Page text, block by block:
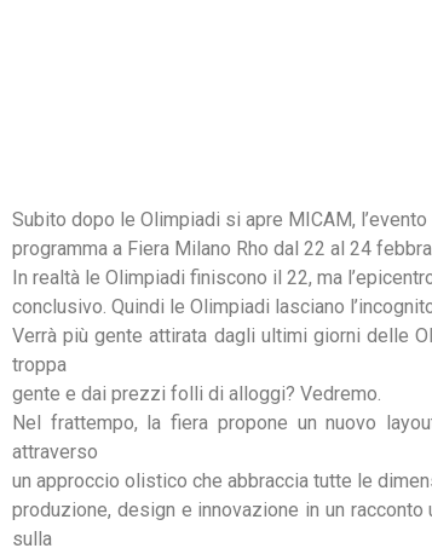
Subito dopo le Olimpiadi si apre MICAM,
programma a Fiera Milano Rho dal 22 al 24
In realtà le Olimpiadi finiscono il 22, ma
conclusivo. Quindi le Olimpiadi lasciano
Verrà più gente attirata dagli ultimi giorni delle
troppa
gente e dai prezzi folli di alloggi? Vedremo.
Nel frattempo, la fiera propone un nuovo
attraverso
un approccio olistico che abbraccia tutte le
produzione, design e innovazione in un
sulla